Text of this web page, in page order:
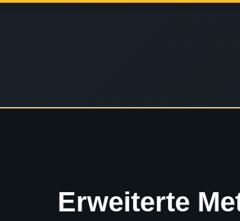
Erweiterte